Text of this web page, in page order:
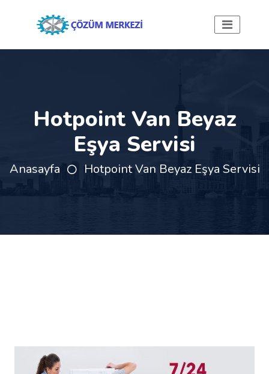
Hotpoint Van Beyaz
Eşya Servisi
Anasayfa Hotpoint Van Beyaz Eşya Servisi